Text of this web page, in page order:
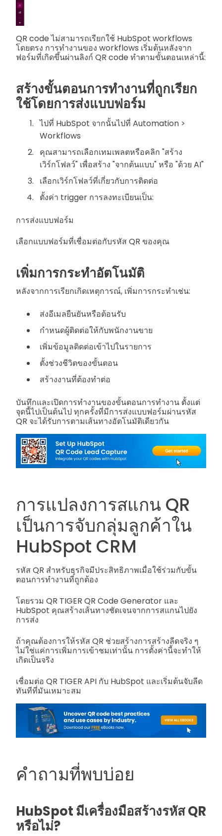
QR code ไม่สามารถเรียกใช้ HubSpot workflows
โดยตรง การทำงานของ workflows เริ่มต้นหลังจาก
ฟอร์มที่เกิดขึ้นผ่านลิงก์ QR code ทำตามขั้นตอนเหล่านี้:
สร้างขั้นตอนการทำงานที่ถูกเรียก
ใช้โดยการส่งแบบฟอร์ม
ไปที่ HubSpot จากนั้นไปที่ Automation >
Workflows
คุณสามารถเลือกเทมเพลตหรือคลิก "สร้าง
เวิร์กโฟลว์" เพื่อสร้าง "จากต้นแบบ" หรือ "ด้วย AI"
เลือกเวิร์กโฟลว์ที่เกี่ยวกับการติดต่อ
ตั้งค่า trigger การลงทะเบียนเป็น:
การส่งแบบฟอร์ม
เลือกแบบฟอร์มที่เชื่อมต่อกับรหัส QR ของคุณ
เพิ่มการกระทำอัตโนมัติ
หลังจากการเรียกเกิดเหตุการณ์, เพิ่มการกระทำเช่น:
ส่งอีเมลยืนยันหรือต้อนรับ
กำหนดผู้ติดต่อให้กับพนักงานขาย
เพิ่มข้อมูลติดต่อเข้าไปในรายการ
ตั้งช่วงชีวิตของขั้นตอน
สร้างงานที่ต้องทำต่อ
บันทึกและเปิดการทำงานของขั้นตอนการทำงาน ตั้งแต่
จุดนี้ไปเป็นต้นไป ทุกครั้งที่มีการส่งแบบฟอร์มผ่านรหัส
QR จะได้รับการตามเส้นทางอัตโนมัติเดียวกัน
การแปลงการสแกน QR
เป็นการจับกลุ่มลูกค้าใน
HubSpot CRM
รหัส QR สำหรับธุรกิจมีประสิทธิภาพเมื่อใช้ร่วมกับขั้น
ตอนการทำงานที่ถูกต้อง
โดยรวม QR TIGER QR Code Generator และ
HubSpot คุณสร้างเส้นทางชัดเจนจากการสแกนไปยัง
การส่ง
ถ้าคุณต้องการให้รหัส QR ช่วยสร้างการสร้างลีดจริง ๆ
ไม่ใช่แค่การเพิ่มการเข้าชมเท่านั้น การตั้งค่านี้จะทำให้
เกิดเป็นจริง
เชื่อมต่อ QR TIGER API กับ HubSpot และเริ่มต้นจับลีด
ทันทีที่มันเหมาะสม
คำถามที่พบบ่อย
HubSpot มีเครื่องมือสร้างรหัส QR
หรือไม่?